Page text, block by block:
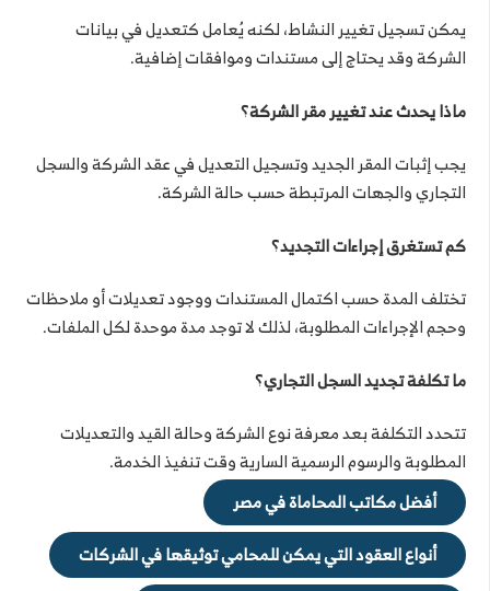
يمكن تسجيل تغيير النشاط، لكنه يُعامل كتعديل في بيانات
الشركة وقد يحتاج إلى مستندات وموافقات إضافية.
ماذا يحدث عند تغيير مقر الشركة؟
يجب إثبات المقر الجديد وتسجيل التعديل في عقد الشركة والسجل
التجاري والجهات المرتبطة حسب حالة الشركة.
كم تستغرق إجراءات التجديد؟
تختلف المدة حسب اكتمال المستندات ووجود تعديلات أو ملاحظات
وحجم الإجراءات المطلوبة، لذلك لا توجد مدة موحدة لكل الملفات.
ما تكلفة تجديد السجل التجاري؟
تتحدد التكلفة بعد معرفة نوع الشركة وحالة القيد والتعديلات
المطلوبة والرسوم الرسمية السارية وقت تنفيذ الخدمة.
أفضل مكاتب المحاماة في مصر
أنواع العقود التي يمكن للمحامي توثيقها في الشركات